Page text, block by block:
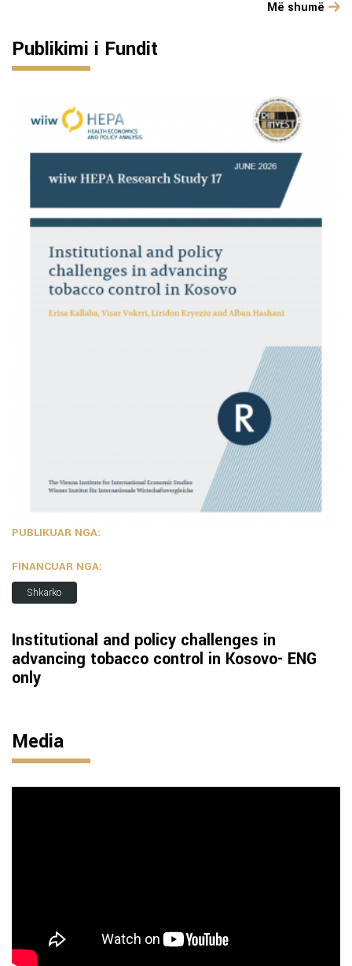
Më shumë
Publikimi i Fundit
PUBLIKUAR NGA:
FINANCUAR NGA:
Shkarko
Institutional and policy challenges in
advancing tobacco control in Kosovo- ENG
only
Media